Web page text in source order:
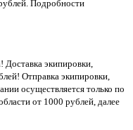
Подробности
экипировки,
Отправка экипировки,
осуществляется только по
от 1000 рублей, далее